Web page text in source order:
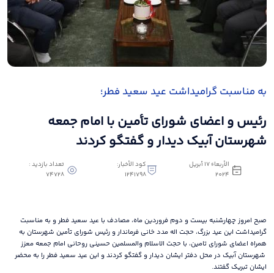
به مناسبت گرامیداشت عید سعید فطر؛
رئیس و اعضای شورای تأمین با امام جمعه
شهرستان آبیک دیدار و گفتگو کردند
الأربعاء ١٧ أبريل
٢٠٢٤
كود الأخبار:
1241798
تعداد بازدید :
74728
صبح امروز چهارشنبه بیست و دوم فروردین ماه، مصادف با عید سعید فطر و به مناسبت
گرامیداشت این عید بزرگ، حجت اله مدد خانی فرماندار و رئیس شورای تأمین شهرستان به
همراه اعضای شورای تامین، با حجت الاسلام والمسلمین حسینی روحانی امام جمعه معزز
شهرستان آبیک در محل دفتر ایشان دیدار و گفتگو کردند و این عید سعید فطر را به محضر
ایشان تبریک گفتند.